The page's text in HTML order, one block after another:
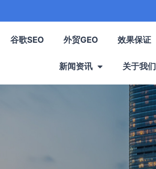
谷歌SEO 外贸GEO 效果保证
新闻资讯 关于我们